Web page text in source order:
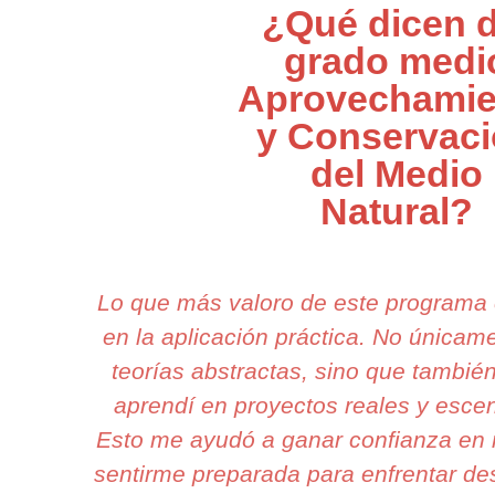
¿Qué dicen
grado
y
del Medio
Natural?
Lo que más valoro de este
en la aplicación práctica. No
teorías abstractas, sino que
aprendí en proyectos reales y
Esto me ayudó a ganar confianza
sentirme preparada para enfrentar